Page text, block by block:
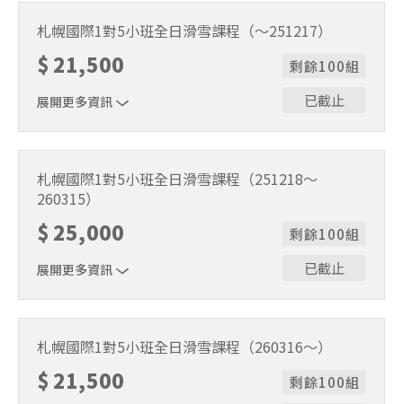
時間9:30～15:30（含午休1小時）。
札幌國際1對5小班全日滑雪課程（～251217）
$ 21,500
展開更多資訊
剩餘100組
已截止
程時間9:30～15:30（含午休1小時）。
札幌國際1對5小班全日滑雪課程（251218～
260315）
$ 25,000
展開更多資訊
剩餘100組
已截止
程時間9:30～15:30（含午休1小時）。
札幌國際1對5小班全日滑雪課程（260316～）
$ 21,500
剩餘100組